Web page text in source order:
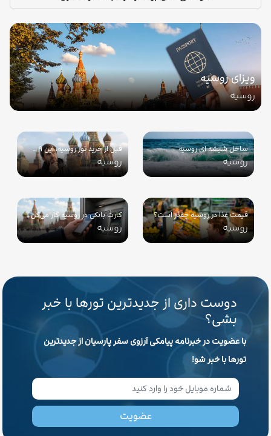
ویزای روسیه
روسیه
ساحل شیشه ای روسیه
روسیه
قبل از خرید تور روسیه، این ۹ …
روسیه
قیمت غذا در روسیه چقدر است؟
روسیه
کارت بانکی در روسیه کار می‌کن…
روسیه
دوست داری از جدیدترین تورها با خبر
بشی؟
با عضویت در خبرنامه پیامکی آرزوی سفر پارسیان از جدیدترین
تورها با خبر شو!
عضویت